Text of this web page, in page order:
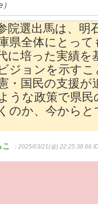
院選出馬は、明
県全体にとって
に培った実績を
ジョンを示すこ
・国民の支援が
うな政策で県民
のか、今からと
：2025/03/21(金) 22:25:38.66